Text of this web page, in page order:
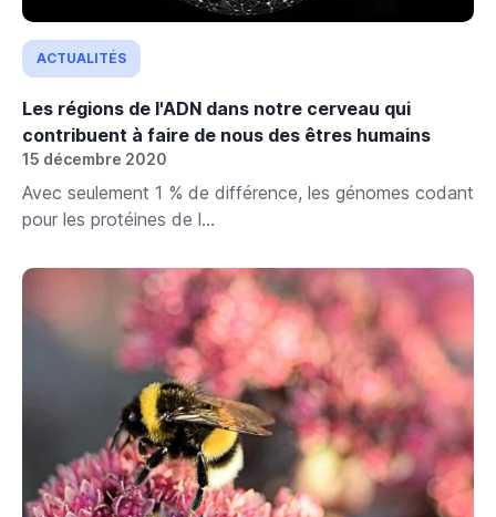
ACTUALITÉS
Les régions de l'ADN dans notre cerveau qui
contribuent à faire de nous des êtres humains
15 décembre 2020
Avec seulement 1 % de différence, les génomes codant
pour les protéines de l...